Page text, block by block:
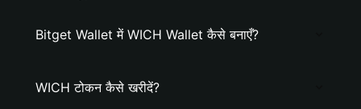
Bitget Wallet में WICH Wallet कैसे बनाएँ?
WICH टोकन कैसे खरीदें?